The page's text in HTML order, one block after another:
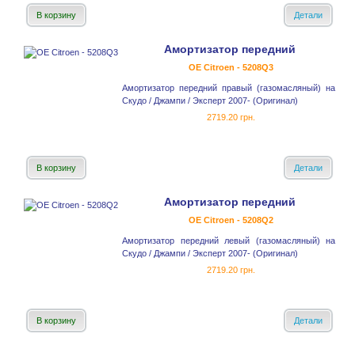
В корзину Детали
Амортизатор передний
OE Citroen - 5208Q3
Амортизатор передний правый (газомасляный) на
Скудо / Джампи / Эксперт 2007- (Оригинал)
2719.20 грн.
В корзину Детали
Амортизатор передний
OE Citroen - 5208Q2
Амортизатор передний левый (газомасляный) на
Скудо / Джампи / Эксперт 2007- (Оригинал)
2719.20 грн.
В корзину Детали